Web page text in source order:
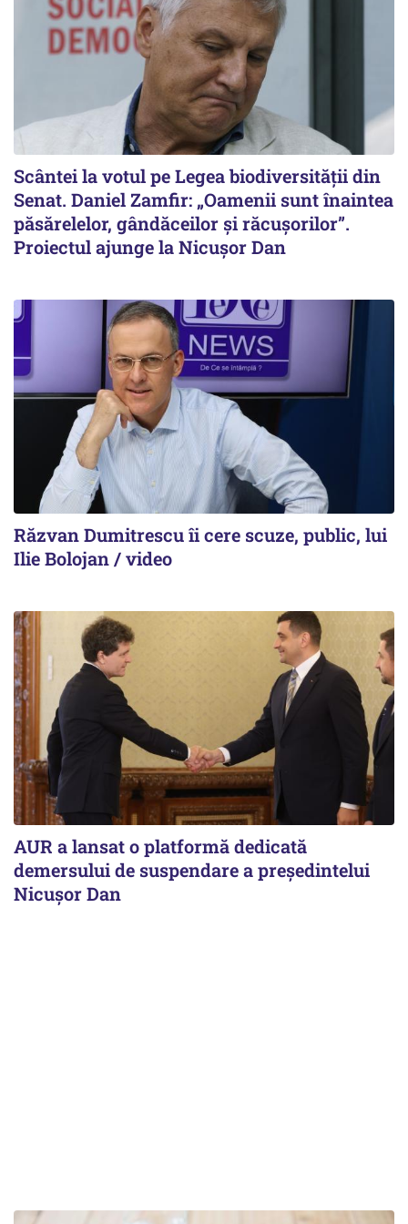
Scântei la votul pe Legea biodiversității din
Senat. Daniel Zamfir: „Oamenii sunt înaintea
păsărelelor, gândăceilor și răcușorilor”.
Proiectul ajunge la Nicușor Dan
Răzvan Dumitrescu îi cere scuze, public, lui
Ilie Bolojan / video
AUR a lansat o platformă dedicată
demersului de suspendare a președintelui
Nicușor Dan